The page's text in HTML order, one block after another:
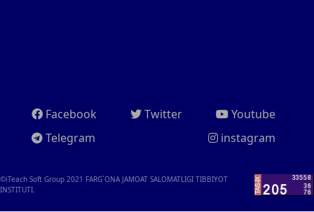
Facebook Twitter
Youtube
Telegram
instagram
©iTeach Soft Group 2021 FARG`ONA JAMOAT SALOMATLIGI TIBBIYOT
INSTITUTI.